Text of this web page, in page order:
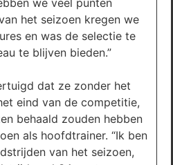
het seizoen kregen we
en was de selectie te
te blijven bieden.”
dat ze zonder het
eind van de competitie,
behaald zouden hebben
als hoofdtrainer. “Ik ben
van het seizoen,